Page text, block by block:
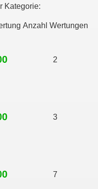
Kategorie:
Anzahl Wertungen
2
3
7